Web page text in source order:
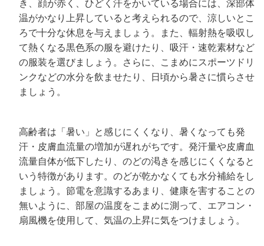
き、顔が赤く、ひどく汗をかいている場合には、深部体
温がかなり上昇していると考えられるので、涼しいとこ
ろで十分な休息を与えましょう。また、輻射熱を吸収し
て熱くなる黒色系の服を避けたり、吸汗・速乾素材など
の服装を選びましょう。さらに、こまめにスポーツドリ
ンクなどの水分を飲ませたり、日頃から暑さに慣らさせ
ましょう。
高齢者は「暑い」と感じにくくなり、暑くなっても発
汗・皮膚血流量の増加が遅れがちです。発汗量や皮膚血
流量自体が低下したり、のどの渇きを感じにくくなると
いう特徴があります。のどが乾かなくても水分補給をし
ましょう。節電を意識するあまり、健康を害することの
無いように、部屋の温度をこまめに測って、エアコン・
扇風機を使用して、気温の上昇に気をつけましょう。